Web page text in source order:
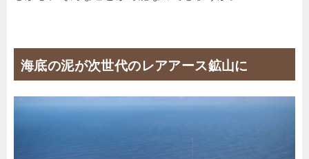
海底の泥が次世代のレアアース鉱山に